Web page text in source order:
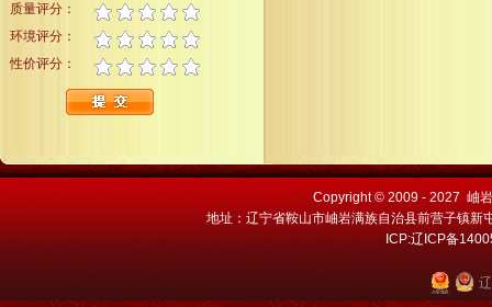
质量评分：
环境评分：
性价评分：
Copyright © 2009 - 2027 岫
地址：辽宁省鞍山市岫岩满族自治县前营子
ICP:辽ICP备